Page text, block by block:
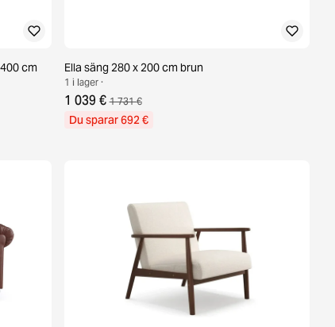
cm
Ella säng 280 x 200 cm brun
1 i lager ·
1 039 € 1 731 €
Du sparar 692 €